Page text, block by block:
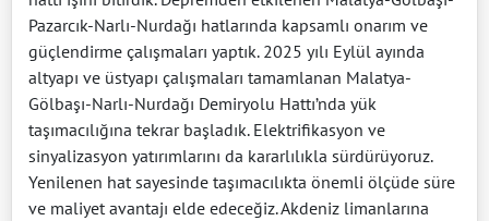
Pazarcık-Narlı-Nurdağı hatlarında kapsamlı onarım ve
güçlendirme çalışmaları yaptık. 2025 yılı Eylül ayında
altyapı ve üstyapı çalışmaları tamamlanan Malatya-
Gölbaşı-Narlı-Nurdağı Demiryolu Hattı’nda yük
taşımacılığına tekrar başladık. Elektrifikasyon ve
sinyalizasyon yatırımlarını da kararlılıkla sürdürüyoruz.
Yenilenen hat sayesinde taşımacılıkta önemli ölçüde süre
ve maliyet avantajı elde edeceğiz. Akdeniz limanlarına